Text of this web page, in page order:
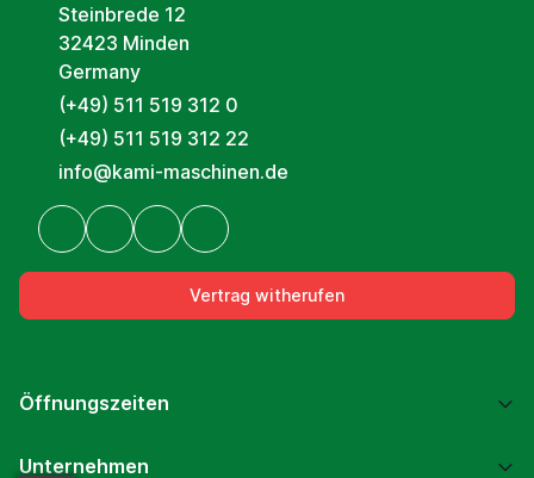
Steinbrede 12
32423 Minden
Germany
(+49) 511 519 312 0
(+49) 511 519 312 22
info@kami-maschinen.de
Vertrag witherufen
Öffnungszeiten
Unternehmen